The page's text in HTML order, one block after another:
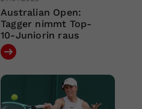
Australian Open:
Tagger nimmt Top-
10-Juniorin raus